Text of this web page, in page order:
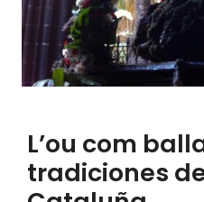
L’ou com
tradiciones